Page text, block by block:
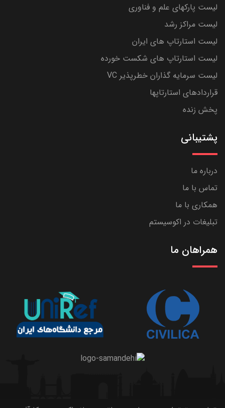
لیست پارکهای علم و فناوری
لیست مراکز رشد
لیست استارتاپ های ایران
لیست استارتاپ های شکست خورده
لیست سرمایه گذاران خطرپذیر VC
قراردادهای استارتاپها
پخش زنده
پشتیبانی
درباره ما
تماس با ما
همکاری با ما
تبلیغات در اکوسیستم
همراهان ما